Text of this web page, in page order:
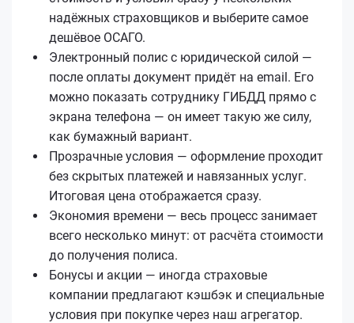
надёжных страховщиков и выберите самое
дешёвое ОСАГО.
Электронный полис с юридической силой —
после оплаты документ придёт на email. Его
можно показать сотруднику ГИБДД прямо с
экрана телефона — он имеет такую же силу,
как бумажный вариант.
Прозрачные условия — оформление проходит
без скрытых платежей и навязанных услуг.
Итоговая цена отображается сразу.
Экономия времени — весь процесс занимает
всего несколько минут: от расчёта стоимости
до получения полиса.
Бонусы и акции — иногда страховые
компании предлагают кэшбэк и специальные
условия при покупке через наш агрегатор.